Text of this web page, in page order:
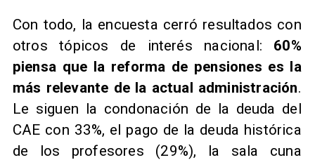
Con todo, la encuesta cerró resultados con
otros tópicos de interés nacional: 60%
piensa que la reforma de pensiones es la
más relevante de la actual administración.
Le siguen la condonación de la deuda del
CAE con 33%, el pago de la deuda histórica
de los profesores (29%), la sala cuna